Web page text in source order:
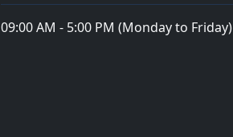
09:00 AM - 5:00 PM (Monday to Friday)